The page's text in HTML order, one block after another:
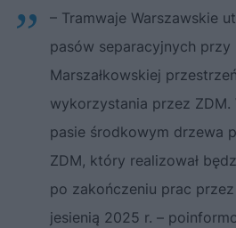
– Tramwaje Warszawskie
pasów separacyjnych przy
Marszałkowskiej
wykorzystania przez ZDM.
pasie środkowym drzewa
ZDM, który realizował
po zakończeniu prac
jesienią 2025 r. –